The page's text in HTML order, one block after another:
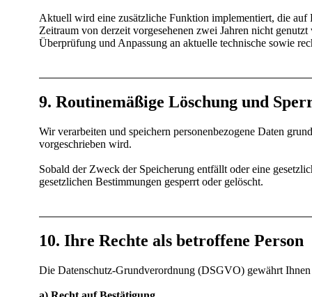
Aktuell wird eine zusätzliche Funktion implementiert, die
Zeitraum von derzeit vorgesehenen zwei Jahren nicht
Überprüfung und Anpassung an aktuelle technische sowie
9. Routinemäßige Löschung und
Wir verarbeiten und speichern personenbezogene Daten
vorgeschrieben wird.
Sobald der Zweck der Speicherung entfällt oder eine
gesetzlichen Bestimmungen gesperrt oder gelöscht.
10. Ihre Rechte als betroffene Person
Die Datenschutz-Grundverordnung (DSGVO) gewährt